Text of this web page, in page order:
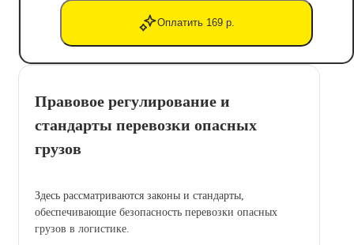
Оплатить 169 р.
Правовое регулирование и
стандарты перевозки опасных
грузов
Здесь рассматриваются законы и стандарты,
обеспечивающие безопасность перевозки опасных
грузов в логистике.